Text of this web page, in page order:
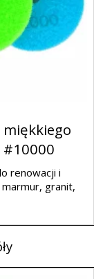
#10000
renowacji i
granit,